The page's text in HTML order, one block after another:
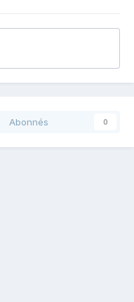
Abonnés 0